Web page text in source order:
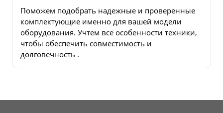
Поможем подобрать надежные и проверенные
комплектующие именно для вашей модели
оборудования. Учтем все особенности техники,
чтобы обеспечить совместимость и
долговечность .